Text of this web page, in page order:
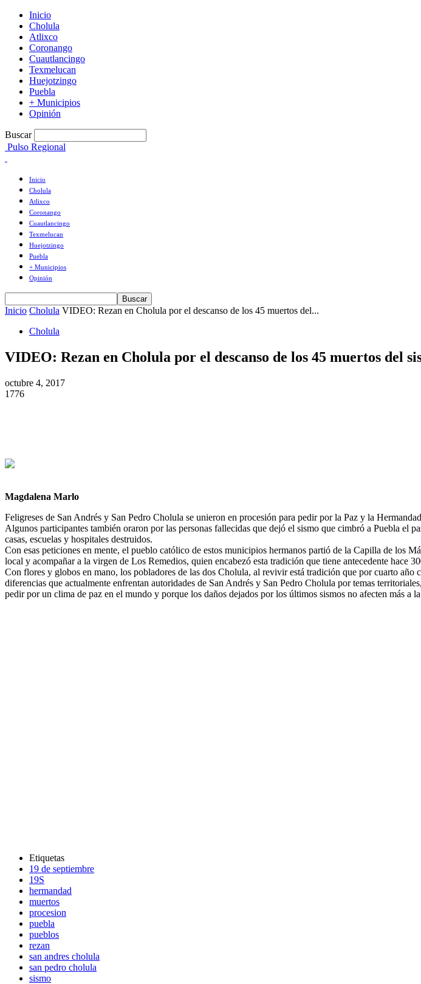
Inicio
Cholula
Atlixco
Coronango
Cuautlancingo
Texmelucan
Huejotzingo
Puebla
+ Municipios
Opinión
Buscar
Pulso Regional
Inicio
Cholula
Atlixco
Coronango
Cuautlancingo
Texmelucan
Huejotzingo
Puebla
+ Municipios
Opinión
Inicio Cholula VIDEO: Rezan en Cholula por el descanso de los 45 muertos del...
Cholula
VIDEO: Rezan en Cholula por el descanso de los 45 muertos del
octubre 4, 2017
1776
Magdalena Marlo
Feligreses de San Andrés y San Pedro Cholula se unieron en procesión para pedir por la Paz y la
Algunos participantes también oraron por las personas fallecidas que dejó el sismo que cimbró a Puebla el
casas, escuelas y hospitales destruidos.
Con esas peticiones en mente, el pueblo católico de estos municipios hermanos partió de la Capilla de los
local y acompañar a la virgen de Los Remedios, quien encabezó esta tradición que tiene antecedente hace
Con flores y globos en mano, los pobladores de las dos Cholula, al revivir está tradición que por cuarto año
diferencias que actualmente enfrentan autoridades de San Andrés y San Pedro Cholula por temas
pedir por un clima de paz en el mundo y porque los daños dejados por los últimos sismos no afecten más a
Etiquetas
19 de septiembre
19S
hermandad
muertos
procesion
puebla
pueblos
rezan
san andres cholula
san pedro cholula
sismo